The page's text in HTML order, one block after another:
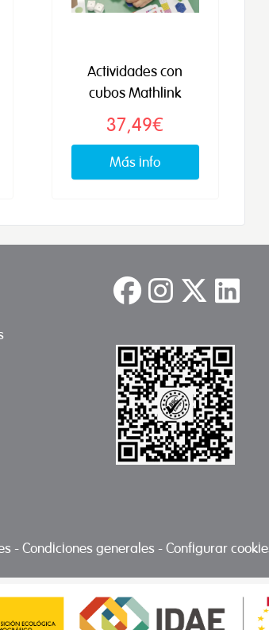
Actividades con
cubos Mathlink
37,49€
Más info
-Condiciones generales -Configurar